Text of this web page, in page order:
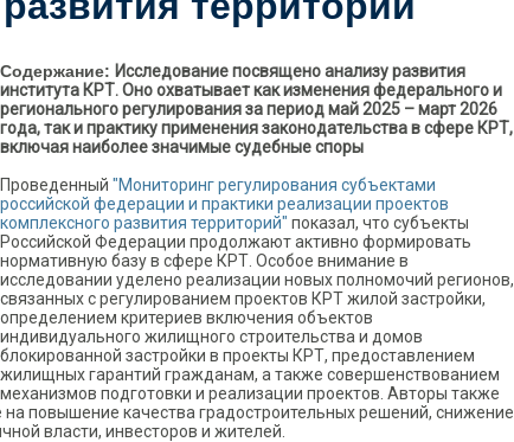
Содержание: Исследование посвящено анализу развития
института КРТ. Оно охватывает как изменения федерального и
регионального регулирования за период май 2025 – март 2026
года, так и практику применения законодательства в сфере КРТ,
включая наиболее значимые судебные споры
Проведенный "Мониторинг регулирования субъектами
российской федерации и практики реализации проектов
комплексного развития территорий" показал, что субъекты
Российской Федерации продолжают активно формировать
нормативную базу в сфере КРТ. Особое внимание в
исследовании уделено реализации новых полномочий регионов,
связанных с регулированием проектов КРТ жилой застройки,
определением критериев включения объектов
индивидуального жилищного строительства и домов
блокированной застройки в проекты КРТ, предоставлением
жилищных гарантий гражданам, а также совершенствованием
механизмов подготовки и реализации проектов. Авторы также
повышение качества градостроительных решений, снижение
власти, инвесторов и жителей.